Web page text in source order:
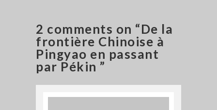
2 comments on “De la
frontière Chinoise à
Pingyao en passant
par Pékin ”